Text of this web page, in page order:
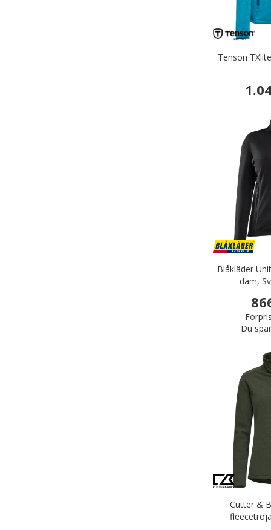
Tenson
Blåkläder
dam,
Förpris
Du
Cutter &